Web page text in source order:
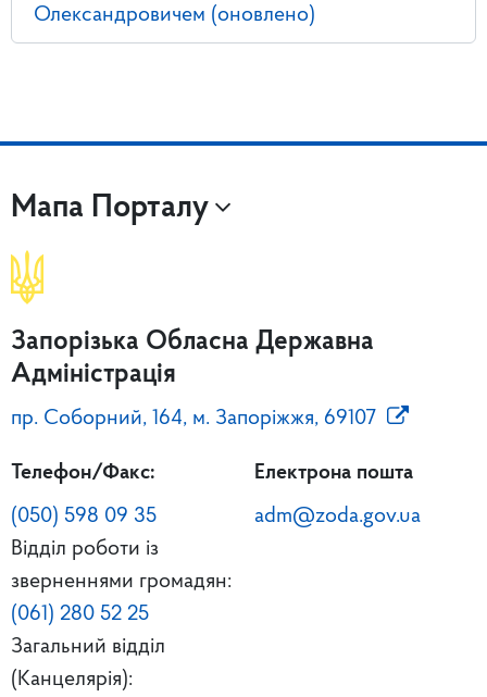
Олександровичем (оновлено)
Мапа Порталу
Запорізька Обласна Державна
Адміністрація
пр. Соборний, 164, м. Запоріжжя, 69107
Телефон/Факс:
(050) 598 09 35
Відділ роботи із
зверненнями громадян:
(061) 280 52 25
Загальний відділ
(Канцелярія):
Електрона пошта
adm@zoda.gov.ua